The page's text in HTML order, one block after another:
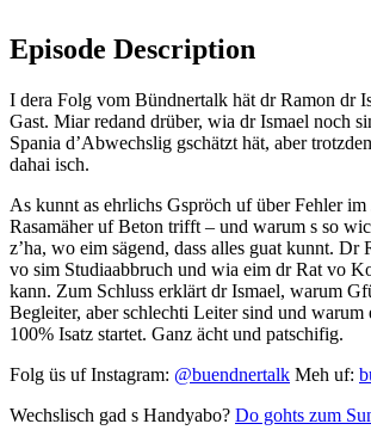
Episode Description
I dera Folg vom Bündnertalk hät dr Ramon dr
Gast. Miar redand drüber, wia dr Ismael noch
Spania d’Abwechslig gschätzt hät, aber
dahai isch.
As kunnt as ehrlichs Gspröch uf über Fehler
Rasamäher uf Beton trifft – und warum s so
z’ha, wo eim sägend, dass alles guat kunnt. Dr
vo sim Studiaabbruch und wia eim dr Rat vo
kann. Zum Schluss erklärt dr Ismael, warum
Begleiter, aber schlechti Leiter sind und warum
100% Isatz startet. Ganz ächt und patschifig.
Folg üs uf Instagram: @buendnertalk Meh uf:
Wechslisch gad s Handyabo? Do gohts zum